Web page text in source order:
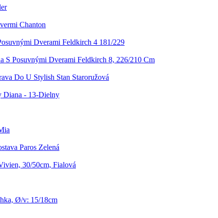
Chanton
Dverami Feldkirch 4 181/229
S Posuvnými Dverami Feldkirch 8, 226/210 Cm
Do U Stylish Stan Staroružová
Diana - 13-Dielny
Paros Zelená
30/50cm, Fialová
Ø/v: 15/18cm